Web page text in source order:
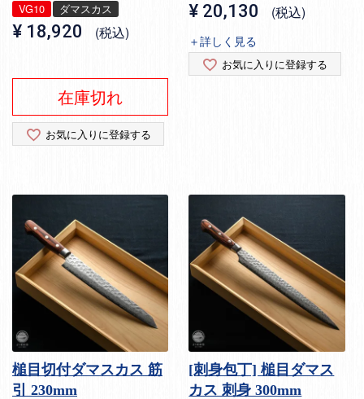
VG10 ダマスカス
¥ 18,920 税込
在庫切れ
お気に入りに登録する
¥ 20,130 税込
＋詳しく見る
お気に入りに登録する
槌目切付ダマスカス 筋
引 230mm
[刺身包丁] 槌目ダマス
カス 刺身 300mm